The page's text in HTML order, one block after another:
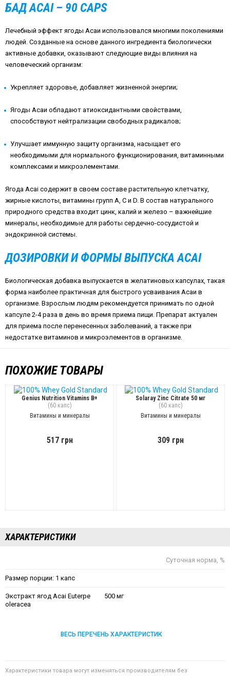
БАД ACAI – 90 CAPS
Лечебный эффект ягоды Асаи использовался многими поколениями
людей. Созданные на основе данного ингредиента биологически
активные добавки, оказывают следующие виды влияния на
человеческий организм:
Укрепляет здоровье, добавляет жизненной энергии;
Ягоды Асаи обладают атиоксидантными свойствами,
способствуют нейтрализации свободных радикалов;
Улучшает иммунную защиту организма, насыщает его
необходимыми для нормального функционирования, витаминными
комплексами и микроэлементами.
Ягода Acai содержит в своем составе растительную клетчатку,
жирные кислоты, витамины групп A, C и D. В состав натурального
природного средства входит цинк, калий и железо – важнейшие
минералы, необходимые для работы сердечно-сосудистой и
эндокринной системы.
ДОЗИРОВКИ И ФОРМЫ ВЫПУСКА ACAI
Биологическая добавка выпускается в желатиновых капсулах, такая
форма наиболее практичная для быстрого усваивания Асаи в
организме. Взрослым людям рекомендуется принимать по одной
капсуле 2-4 раза в день во время приема пищи. Препарат актуален
для приема после перенесенных заболеваний, а также при
недостатке витаминов и микроэлементов в организме.
ПОХОЖИЕ ТОВАРЫ
Genius Nutrition Vitamins B+
(60 капс)
Витамины и минералы
517 грн
Solaray Zinc Citrate 50 мг
(60 капс)
Витамины и минералы
309 грн
ХАРАКТЕРИСТИКИ
Суточная норма, %
Размер порции: 1 капс
Экстракт ягод Acai Euterpe
oleracea
500 мг
ВЕСЬ ПЕРЕЧЕНЬ ХАРАКТЕРИСТИК
Характеристики товара могут изменяться производителям без